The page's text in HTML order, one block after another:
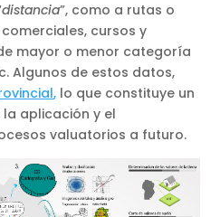
distancia”, como a rutas o
cursos y
mayor o menor categoría
Algunos de estos datos,
, lo que constituye un
aplicación y el
valuatorios a futuro.